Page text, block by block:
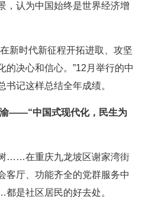
，认为中国始终是世界经济增
新时代新征程开拓进取、攻坚
的决心和信心。”12月举行的中
记这样总结全年成绩。
渝——“中国式现代化，民生为
……在重庆九龙坡区谢家湾街
客厅、功能齐全的党群服务中
是社区居民的好去处。